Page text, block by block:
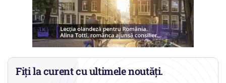
Fiți la curent cu ultimele noutăți.